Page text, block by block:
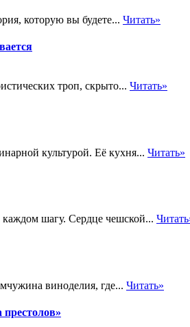
которую вы будете... Читать»
троп, скрыто... Читать»
культурой. Её кухня... Читать»
шагу. Сердце чешской...
виноделия, где... Читать»